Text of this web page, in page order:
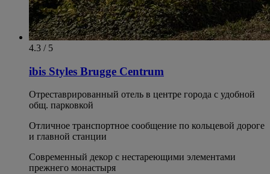
4.3 / 5
ibis Styles Brugge Centrum
Отреставрированный отель в центре города с удобной
общ. парковкой
Отличное транспортное сообщение по кольцевой дороге
и главной станции
Современный декор с нестареющими элементами
прежнего монастыря